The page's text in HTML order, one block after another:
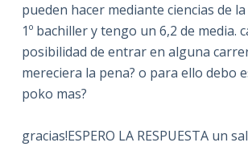
pueden hacer mediante ciencias de
1º bachiller y tengo un 6,2 de media.
posibilidad de entrar en alguna
mereciera la pena? o para ello debo
poko mas?
gracias!ESPERO LA RESPUESTA un